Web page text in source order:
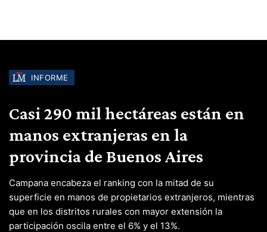
INFORME
Casi 290 mil hectáreas están en
manos extranjeras en la
provincia de Buenos Aires
Campana encabeza el ranking con la mitad de su
superficie en manos de propietarios extranjeros, mientras
que en los distritos rurales con mayor extensión la
participación oscila entre el 6% y el 13%.